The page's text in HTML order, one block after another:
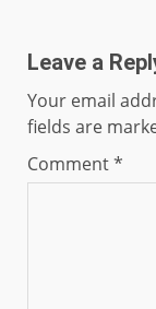
Leave a
Your email
fields are
Comment*